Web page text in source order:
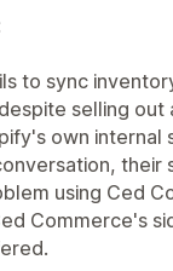
to sync
selling out
own internal
using Ced
Commerce's